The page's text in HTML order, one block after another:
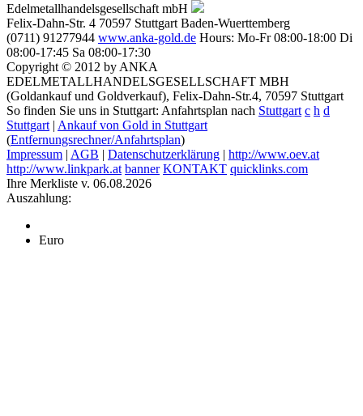
Edelmetallhandelsgesellschaft mbH
Felix-Dahn-Str. 4 70597 Stuttgart Baden-Wuerttemberg
(0711) 91277944 www.anka-gold.de Hours: Mo-Fr 08:00-18:00 Di
08:00-17:45 Sa 08:00-17:30
Copyright © 2012 by ANKA
EDELMETALLHANDELSGESELLSCHAFT MBH
(Goldankauf und Goldverkauf), Felix-Dahn-Str.4, 70597 Stuttgart
So finden Sie uns in Stuttgart: Anfahrtsplan nach Stuttgart c h d
Stuttgart | Ankauf von Gold in Stuttgart
(Entfernungsrechner/Anfahrtsplan)
Impressum | AGB | Datenschutzerklärung | http://www.oev.at
http://www.linkpark.at banner KONTAKT quicklinks.com
Ihre Merkliste v. 06.08.2026
Auszahlung:
Euro